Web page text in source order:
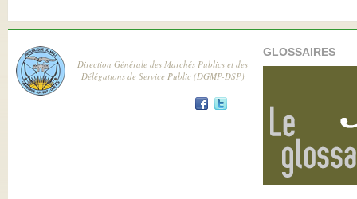
Direction Générale des Marchés Publics et des
Délégations de Service Public (DGMP-DSP)
GLOSSAIRES